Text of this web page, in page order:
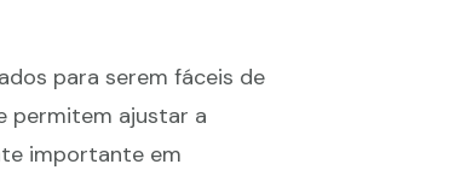
para serem fáceis de
permitem ajustar a
importante em